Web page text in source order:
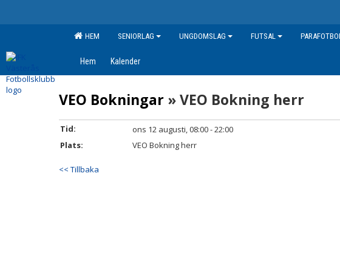
HEM SENIORLAG UNGDOMSLAG FUTSAL
Hem Kalender
VEO Bokningar » VEO Bokning herr
Tid:
ons 12 augusti, 08:00 - 22:00
Plats:
VEO Bokning herr
<< Tillbaka